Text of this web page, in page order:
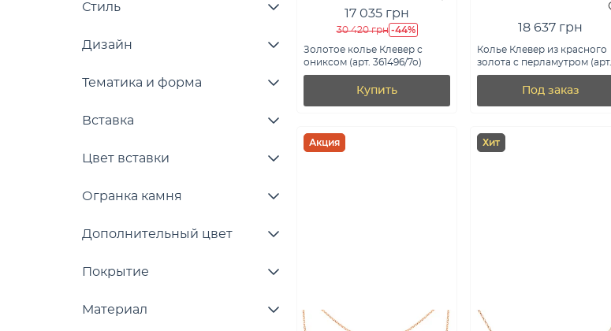
Стиль
Дизайн
Тематика и форма
Вставка
Цвет вставки
Огранка камня
Дополнительный цвет
Покрытие
Материал
17 035 грн
30 420 грн -44%
Золотое колье Клевер с
ониксом (арт. 361496/7о)
Купить
18 637 грн
Колье Клевер из красного
золота с перламутром (арт.
361496/8п)
Под заказ
Акция Хит